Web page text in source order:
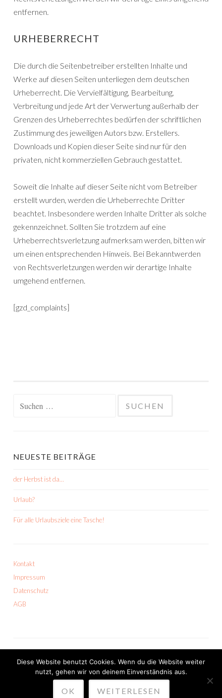
entfernen.
URHEBERRECHT
Die durch die Seitenbetreiber erstellten Inhalte und
Werke auf diesen Seiten unterliegen dem deutschen
Urheberrecht. Die Vervielfältigung, Bearbeitung,
Verbreitung und jede Art der Verwertung außerhalb der
Grenzen des Urheberrechtes bedürfen der schriftlichen
Zustimmung des jeweiligen Autors bzw. Erstellers.
Downloads und Kopien dieser Seite sind nur für den
privaten, nicht kommerziellen Gebrauch gestattet.
Soweit die Inhalte auf dieser Seite nicht vom Betreiber
erstellt wurden, werden die Urheberrechte Dritter
beachtet. Insbesondere werden Inhalte Dritter als solche
gekennzeichnet. Sollten Sie trotzdem auf eine
Urheberrechtsverletzung aufmerksam werden, bitten wir
um einen entsprechenden Hinweis. Bei Bekanntwerden
von Rechtsverletzungen werden wir derartige Inhalte
umgehend entfernen.
[gzd_complaints]
NEUESTE BEITRÄGE
der Herbst ist da…
Urlaub?
Für alle Urlaubsziele eine Tasche!
Kontakt
Impressum
Datenschutz
AGB
PROUDLY POWERED BY WORDPRESS
THEME: SKETCH VON WORDPRESS.COM
Diese Website benutzt Cookies. Wenn du die Website weiter
nutzt, gehen wir von deinem Einverständnis aus.
OK WEITERLESEN